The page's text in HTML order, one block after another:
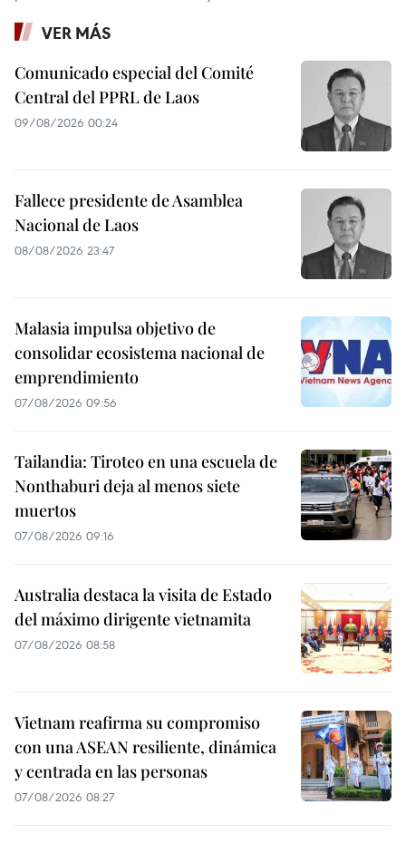
VER MÁS
Comunicado especial del Comité
Central del PPRL de Laos
09/08/2026 00:24
Fallece presidente de Asamblea
Nacional de Laos
08/08/2026 23:47
Malasia impulsa objetivo de
consolidar ecosistema nacional de
emprendimiento
07/08/2026 09:56
Tailandia: Tiroteo en una escuela de
Nonthaburi deja al menos siete
muertos
07/08/2026 09:16
Australia destaca la visita de Estado
del máximo dirigente vietnamita
07/08/2026 08:58
Vietnam reafirma su compromiso
con una ASEAN resiliente, dinámica
y centrada en las personas
07/08/2026 08:27